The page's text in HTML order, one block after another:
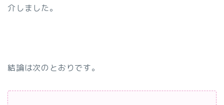
介しました。
結論は次のとおりです。